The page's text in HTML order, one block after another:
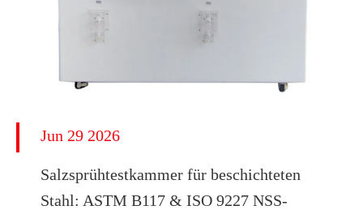
Jun 29 2026
​Salzsprühtestkammer für beschichteten
Stahl: ASTM B117 & ISO 9227 NSS-